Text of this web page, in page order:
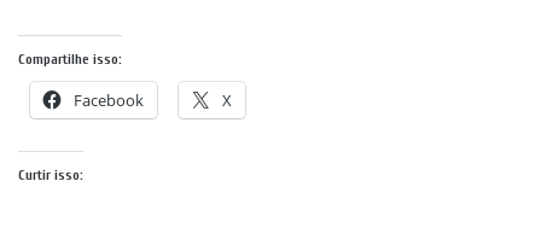
Compartilhe isso:
Facebook X
Curtir isso: